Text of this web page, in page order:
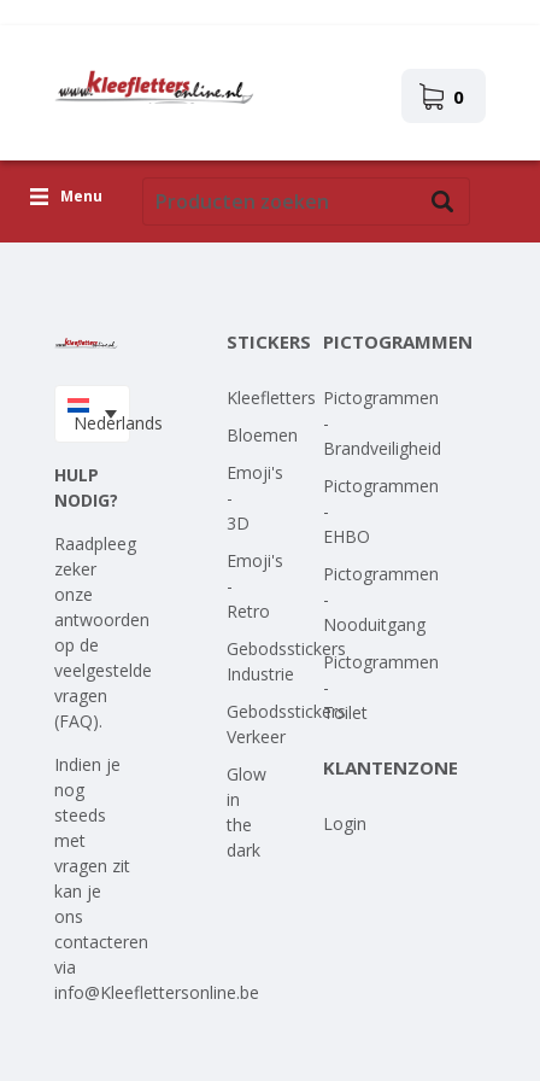
0
Menu
Upload je eigen ontwerp
Nederlands
HULP
NODIG?
Raadpleeg
zeker
onze
antwoorden
op de
veelgestelde
vragen
(FAQ).
Indien je
nog
steeds
met
vragen zit
kan je
ons
contacteren
via
info@Kleeflettersonline.be
STICKERS
Kleefletters
Bloemen
Emoji's
-
3D
Emoji's
-
Retro
Gebodsstickers
Industrie
Gebodsstickers
Verkeer
Glow
in
the
dark
PICTOGRAMMEN
Pictogrammen
-
Brandveiligheid
Pictogrammen
-
EHBO
Pictogrammen
-
Nooduitgang
Pictogrammen
-
Toilet
KLANTENZONE
Login